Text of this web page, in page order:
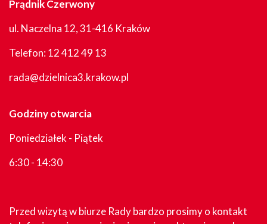
Prądnik Czerwony
ul. Naczelna 12, 31-416 Kraków
Telefon:12 412 49 13
rada@dzielnica3.krakow.pl
Godziny otwarcia
Poniedziałek - Piątek
6:30 - 14:30
Przed wizytą w biurze Rady bardzo prosimy o kontakt